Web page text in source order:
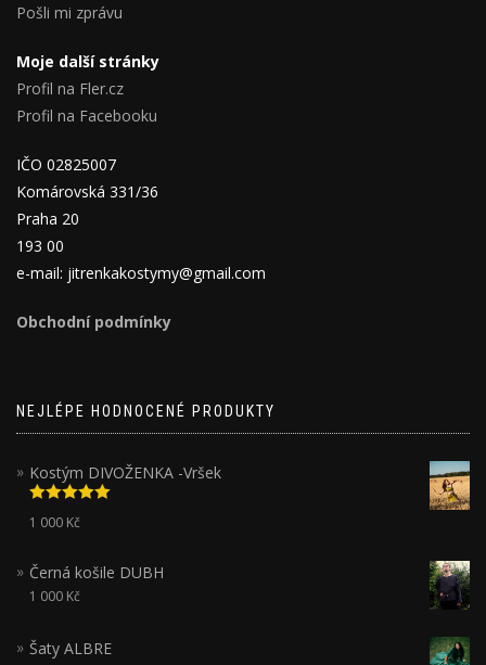
Pošli mi zprávu
Moje další stránky
Profil na Fler.cz
Profil na Facebooku
IČO 02825007
Komárovská 331/36
Praha 20
193 00
e-mail: jitrenkakostymy@gmail.com
Obchodní podmínky
NEJLÉPE HODNOCENÉ PRODUKTY
Kostým DIVOŽENKA -Vršek
5.00z 5
1 000 Kč
Černá košile DUBH
1 000 Kč
Šaty ALBRE